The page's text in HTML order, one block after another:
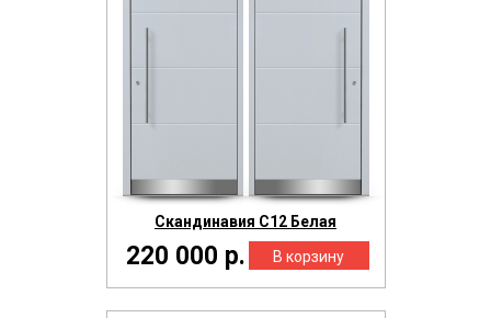
Скандинавия С12 Белая
220 000 р.